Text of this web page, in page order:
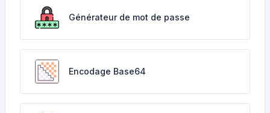
Générateur de mot de passe
Encodage Base64